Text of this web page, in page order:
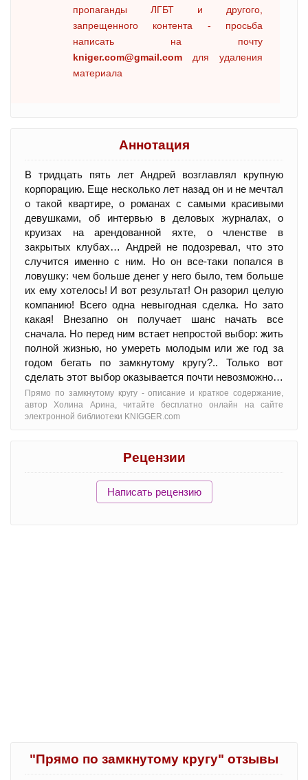
пропаганды ЛГБТ и другого,
запрещенного контента - просьба
написать на почту
kniger.com@gmail.com для удаления
материала
Аннотация
В тридцать пять лет Андрей возглавлял крупную
корпорацию. Еще несколько лет назад он и не мечтал
о такой квартире, о романах с самыми красивыми
девушками, об интервью в деловых журналах, о
круизах на арендованной яхте, о членстве в
закрытых клубах… Андрей не подозревал, что это
случится именно с ним. Но он все-таки попался в
ловушку: чем больше денег у него было, тем больше
их ему хотелось! И вот результат! Он разорил целую
компанию! Всего одна невыгодная сделка. Но зато
какая! Внезапно он получает шанс начать все
сначала. Но перед ним встает непростой выбор: жить
полной жизнью, но умереть молодым или же год за
годом бегать по замкнутому кругу?.. Только вот
сделать этот выбор оказывается почти невозможно…
Прямо по замкнутому кругу - oписание и краткое содержание,
автор Холина Арина, читайте бесплатно онлайн на сайте
электронной библиотеки KNIGGER.com
Рецензии
Написать рецензию
"Прямо по замкнутому кругу" отзывы